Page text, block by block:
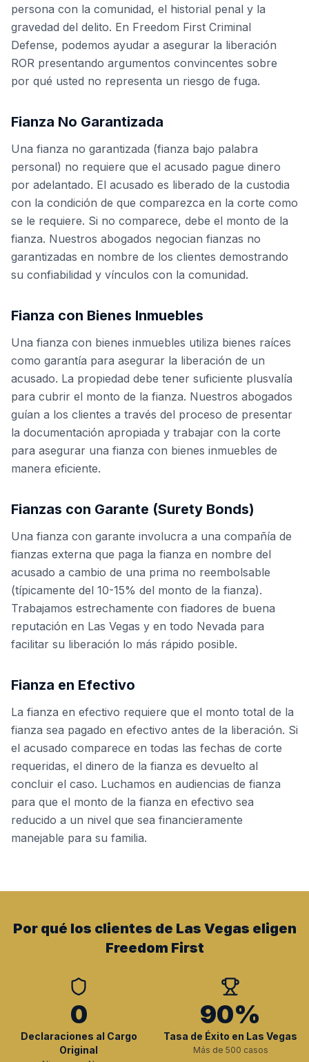
persona con la comunidad, el historial penal y la
gravedad del delito. En Freedom First Criminal
Defense, podemos ayudar a asegurar la liberación
ROR presentando argumentos convincentes sobre
por qué usted no representa un riesgo de fuga.
Fianza No Garantizada
Una fianza no garantizada (fianza bajo palabra
personal) no requiere que el acusado pague dinero
por adelantado. El acusado es liberado de la custodia
con la condición de que comparezca en la corte como
se le requiere. Si no comparece, debe el monto de la
fianza. Nuestros abogados negocian fianzas no
garantizadas en nombre de los clientes demostrando
su confiabilidad y vínculos con la comunidad.
Fianza con Bienes Inmuebles
Una fianza con bienes inmuebles utiliza bienes raíces
como garantía para asegurar la liberación de un
acusado. La propiedad debe tener suficiente plusvalía
para cubrir el monto de la fianza. Nuestros abogados
guían a los clientes a través del proceso de presentar
la documentación apropiada y trabajar con la corte
para asegurar una fianza con bienes inmuebles de
manera eficiente.
Fianzas con Garante (Surety Bonds)
Una fianza con garante involucra a una compañía de
fianzas externa que paga la fianza en nombre del
acusado a cambio de una prima no reembolsable
(típicamente del 10-15% del monto de la fianza).
Trabajamos estrechamente con fiadores de buena
reputación en Las Vegas y en todo Nevada para
facilitar su liberación lo más rápido posible.
Fianza en Efectivo
La fianza en efectivo requiere que el monto total de la
fianza sea pagado en efectivo antes de la liberación. Si
el acusado comparece en todas las fechas de corte
requeridas, el dinero de la fianza es devuelto al
concluir el caso. Luchamos en audiencias de fianza
para que el monto de la fianza en efectivo sea
reducido a un nivel que sea financieramente
manejable para su familia.
Por qué los clientes de Las Vegas eligen
Freedom First
0
Declaraciones al Cargo
Original
90%
Tasa de Éxito en Las Vegas
Más de 500 casos